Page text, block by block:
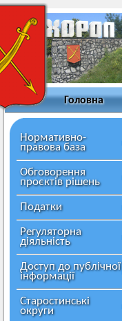
Головна
Нормативно-
правова база
Обговорення
проєктів рішень
Податки
Регуляторна
діяльність
Доступ до публічної
інформації
Старостинські
округи